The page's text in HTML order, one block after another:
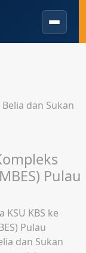
dan Sukan
Pulau
KSU KBS ke
Pulau
dan Sukan